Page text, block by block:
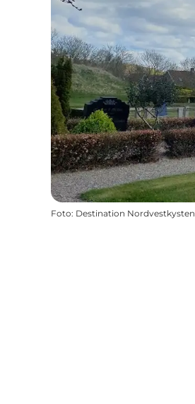
Foto: Destination Nordvestkysten